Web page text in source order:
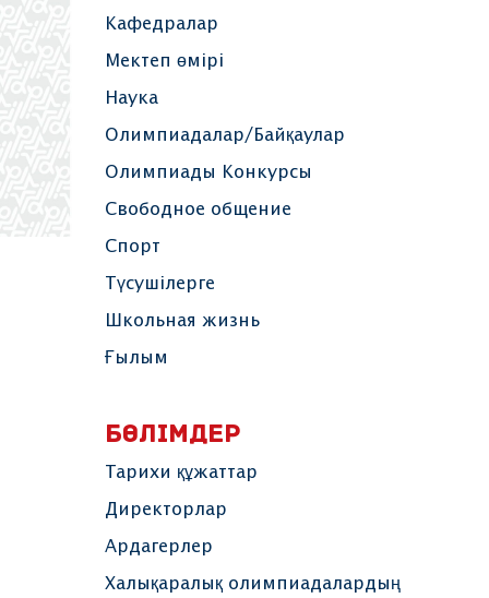
Кафедралар
Мектеп өмірі
Наука
Олимпиадалар/Байқаулар
Олимпиады Конкурсы
Свободное общение
Спорт
Түсушілерге
Школьная жизнь
Ғылым
БӨЛІМДЕР
Тарихи құжаттар
Директорлар
Ардагерлер
Халықаралық олимпиадалардың